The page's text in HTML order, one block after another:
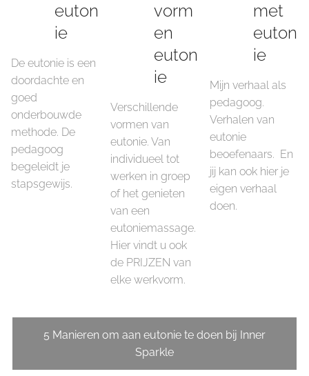
euton
ie
De eutonie is een
doordachte en
goed
onderbouwde
methode. De
pedagoog
begeleidt je
stapsgewijs.
vorm
en
euton
ie
Verschillende
vormen van
eutonie. Van
individueel tot
werken in groep
of het genieten
van een
eutoniemassage.
Hier vindt u ook
de PRIJZEN van
elke werkvorm.
met
euton
ie
Mijn verhaal als
pedagoog.
Verhalen van
eutonie
beoefenaars. En
jij kan ook hier je
eigen verhaal
doen.
5 Manieren om aan eutonie te doen bij Inner
Sparkle